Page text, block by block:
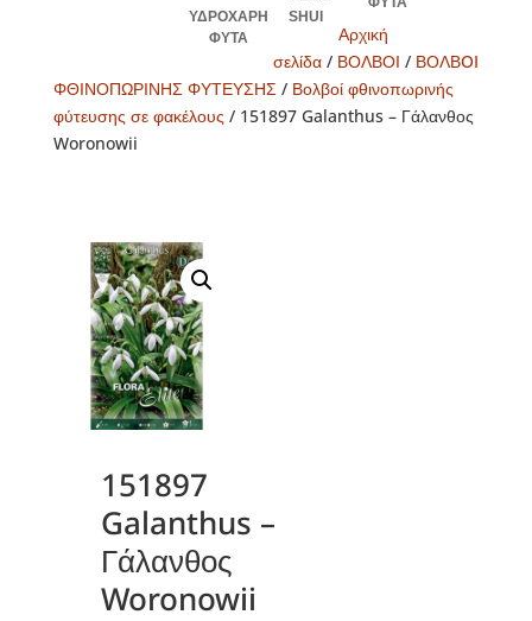
ΥΔΡΟΧΑΡΗ
ΦΥΤΑ
SHUI
Αρχική
σελίδα / ΒΟΛΒΟΙ / ΒΟΛΒOI
ΦΘΙΝΟΠΩΡΙΝΗΣ ΦΥΤΕΥΣΗΣ/ Βολβοί φθινοπωρινής
φύτευσης σε φακέλους / 151897 Galanthus – Γάλανθος
Woronowii
151897
Galanthus –
Γάλανθος
Woronowii